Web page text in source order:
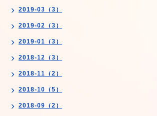
2019-03（3）
2019-02（3）
2019-01（3）
2018-12（3）
2018-11（2）
2018-10（5）
2018-09（2）